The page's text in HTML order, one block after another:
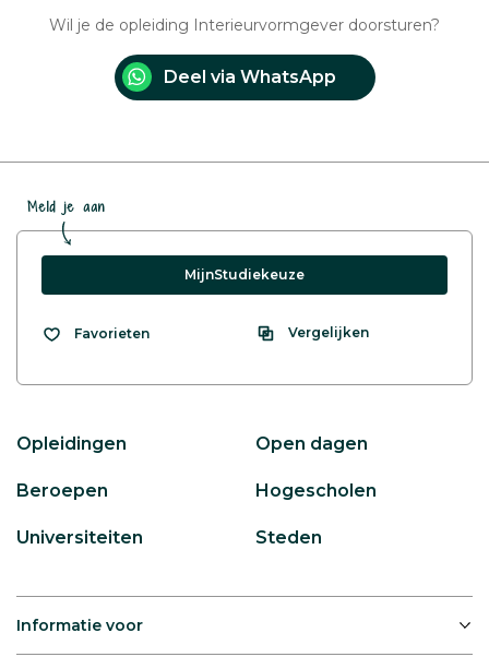
Wil je de opleiding Interieurvormgever doorsturen?
Deel via WhatsApp
Meld je aan
MijnStudiekeuze
Favorieten Vergelijken
Opleidingen Open dagen
Beroepen Hogescholen
Universiteiten Steden
Informatie voor